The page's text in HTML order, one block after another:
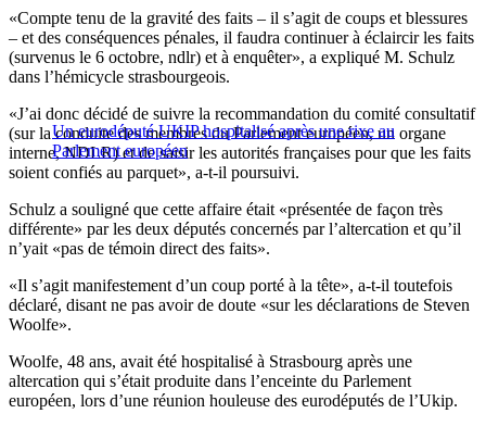
«Compte tenu de la gravité des faits – il s’agit de coups et blessures
– et des conséquences pénales, il faudra continuer à éclaircir les faits
(survenus le 6 octobre, ndlr) et à enquêter», a expliqué M. Schulz
dans l’hémicycle strasbourgeois.
Un eurodéputé UKIP hospitalisé après une rixe au
Parlement européen
«J’ai donc décidé de suivre la recommandation du comité consultatif
(sur la conduite des membres du Parlement européen, un organe
interne, NDLR) et de saisir les autorités françaises pour que les faits
soient confiés au parquet», a-t-il poursuivi.
Schulz a souligné que cette affaire était «présentée de façon très
différente» par les deux députés concernés par l’altercation et qu’il
n’yait «pas de témoin direct des faits».
«Il s’agit manifestement d’un coup porté à la tête», a-t-il toutefois
déclaré, disant ne pas avoir de doute «sur les déclarations de Steven
Woolfe».
Woolfe, 48 ans, avait été hospitalisé à Strasbourg après une
altercation qui s’était produite dans l’enceinte du Parlement
européen, lors d’une réunion houleuse des eurodéputés de l’Ukip.